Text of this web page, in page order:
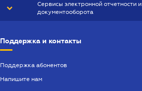
Сервисы электронной отчетности и
документооборота
Поддержка и контакты
Поддержка абонентов
Напишите нам